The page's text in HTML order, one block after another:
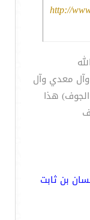
http://
معدي وآل
هذا
بن ثابت